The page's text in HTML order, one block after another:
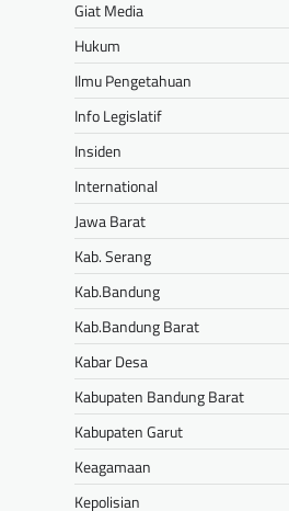
Giat Media
Hukum
Ilmu Pengetahuan
Info Legislatif
Insiden
International
Jawa Barat
Kab. Serang
Kab.Bandung
Kab.Bandung Barat
Kabar Desa
Kabupaten Bandung Barat
Kabupaten Garut
Keagamaan
Kepolisian